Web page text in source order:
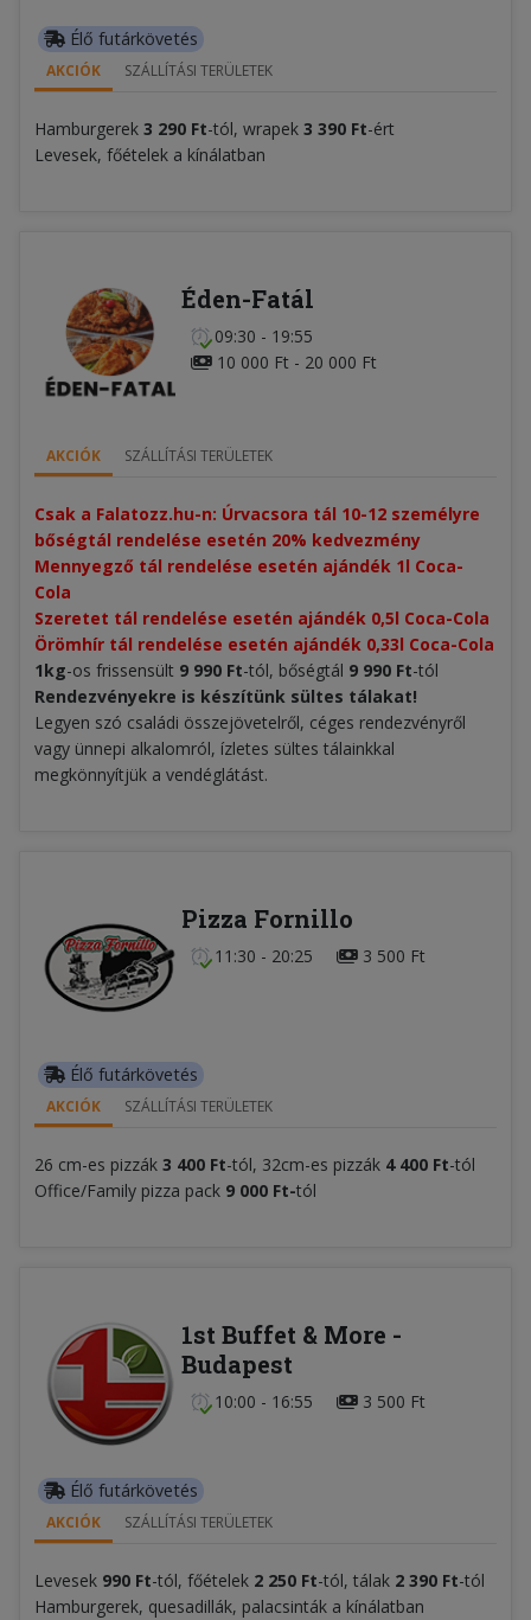
Élő futárkövetés
AKCIÓK SZÁLLÍTÁSI TERÜLETEK
Hamburgerek 3 290 Ft-tól, wrapek 3 390 Ft-ért
Levesek, főételek a kínálatban
Éden-Fatál
09:30 - 19:55
10 000 Ft - 20 000 Ft
AKCIÓK SZÁLLÍTÁSI TERÜLETEK
Csak a Falatozz.hu-n: Úrvacsora tál 10-12 személyre
bőségtál rendelése esetén 20% kedvezmény​
Mennyegző tál rendelése esetén ajándék 1l Coca-
Cola
Szeretet tál rendelése esetén ajándék 0,5l Coca-Cola
Örömhír tál rendelése esetén ajándék 0,33l Coca-Cola
1kg-os frissensült 9 990 Ft-tól, bőségtál 9 990 Ft-tól
Rendezvényekre is készítünk sültes tálakat!
Legyen szó családi összejövetelről, céges rendezvényről
vagy ünnepi alkalomról, ízletes sültes tálainkkal
megkönnyítjük a vendéglátást.
Pizza Fornillo
11:30 - 20:25 3 500 Ft
Élő futárkövetés
AKCIÓK SZÁLLÍTÁSI TERÜLETEK
26 cm-es pizzák 3 400 Ft-tól, 32cm-es pizzák 4 400 Ft-tól
Office/Family pizza pack 9 000 Ft-tól
1st Buffet & More -
Budapest
10:00 - 16:55 3 500 Ft
Élő futárkövetés
AKCIÓK SZÁLLÍTÁSI TERÜLETEK
Levesek 990 Ft-tól, főételek 2 250 Ft-tól, tálak 2 390 Ft-tól
Hamburgerek, quesadillák, palacsinták a kínálatban